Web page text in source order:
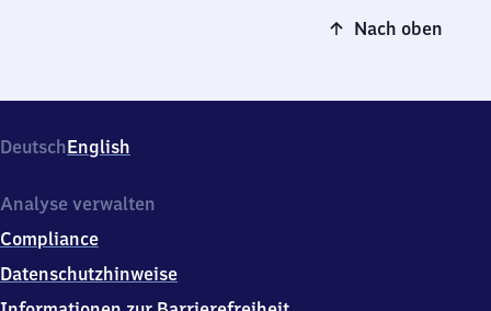
Nach oben
DeutschEnglish
Analyse verwalten
Compliance
Datenschutzhinweise